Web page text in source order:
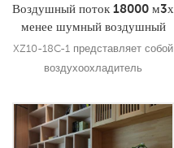
Воздушный поток 18000 м3х
менее шумный воздушный
охладитель для
XZ10-18C-1 представляет собой
воздухоохладитель
нагнетанием мощностью 1,1 кВт,
который можно использовать
Подробнее